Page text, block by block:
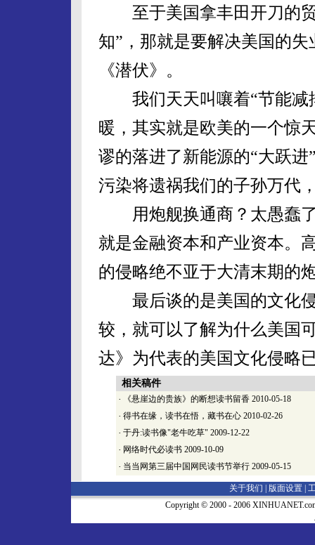
至于美国拿丰田开刀的贸
知”，那就是要解决美国的
《潜伏》。
我们天天叫嚷着“节能减
暖，其实就是欧美的一个惊
谬的落进了新能源的“大跃
污染将遗祸我们的子孙万代
用炮舰换通商？太愚蠢了
就是金融资本和产业资本。
的侵略绝不亚于大清末期的
最后谈的是美国的文化侵
较，就可以了解为什么美国
达》为代表的美国文化侵略
相关稿件
·
《悬崖边的贵族》的断想读书留香 2010-05-18
· 得书在缘，读书在悟，藏书在心 2010-02-26
· 于丹:读书像"老牛吃草" 2009-12-22
· 网络时代必读书 2009-10-09
· 当当网第三届中国网民读书节举行 2009-05-15
关于我们 | 版面设置
Copyright © 2000 - 2006